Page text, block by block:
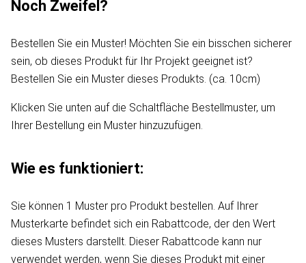
Noch Zweifel?
Bestellen Sie ein Muster! Möchten Sie ein bisschen sicherer
sein, ob dieses Produkt für Ihr Projekt geeignet ist?
Bestellen Sie ein Muster dieses Produkts. (ca. 10cm)
Klicken Sie unten auf die Schaltfläche Bestellmuster, um
Ihrer Bestellung ein Muster hinzuzufügen.
Wie es funktioniert:
Sie können 1 Muster pro Produkt bestellen. Auf Ihrer
Musterkarte befindet sich ein Rabattcode, der den Wert
dieses Musters darstellt. Dieser Rabattcode kann nur
verwendet werden, wenn Sie dieses Produkt mit einer